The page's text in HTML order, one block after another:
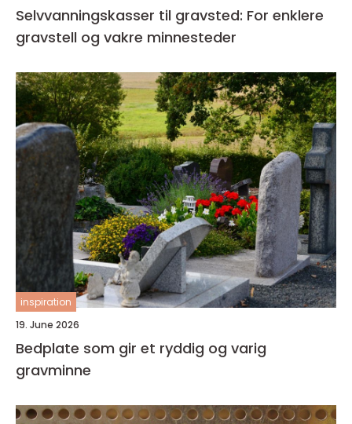
Selvvanningskasser til gravsted: For enklere
gravstell og vakre minnesteder
inspiration
19. June 2026
Bedplate som gir et ryddig og varig
gravminne